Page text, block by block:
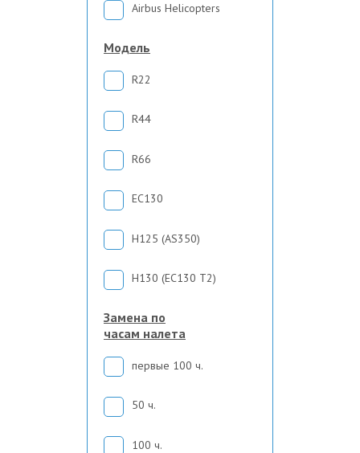
Airbus Helicopters
Модель
R22
R44
R66
EC130
H125 (AS350)
H130 (EC130 T2)
Замена по
часам налета
первые 100 ч.
50 ч.
100 ч.